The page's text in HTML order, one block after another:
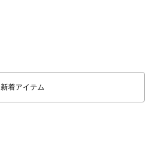
新着アイテム